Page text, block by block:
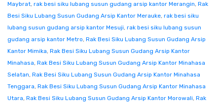
Maybrat, rak besi siku lubang susun gudang arsip kantor Merangin, Rak
Besi Siku Lubang Susun Gudang Arsip Kantor Merauke, rak besi siku
lubang susun gudang arsip kantor Mesuji, rak besi siku lubang susun
gudang arsip kantor Metro, Rak Besi Siku Lubang Susun Gudang Arsip
Kantor Mimika, Rak Besi Siku Lubang Susun Gudang Arsip Kantor
Minahasa, Rak Besi Siku Lubang Susun Gudang Arsip Kantor Minahasa
Selatan, Rak Besi Siku Lubang Susun Gudang Arsip Kantor Minahasa
Tenggara, Rak Besi Siku Lubang Susun Gudang Arsip Kantor Minahasa
Utara, Rak Besi Siku Lubang Susun Gudang Arsip Kantor Morowali, Rak